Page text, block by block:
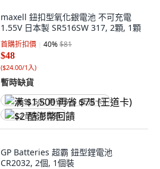
maxell 鈕扣型氧化銀電池 不可充電
1.55V 日本製 SR516SW 317, 2顆, 1顆
首購折扣價 40%$81
$48
($24.00/1入)
暫時缺貨
满 $1,500 再省 $75 (王道卡)
$2 酷澎幣回饋
GP Batteries 超霸 鈕型鋰電池
CR2032, 2個, 1個裝